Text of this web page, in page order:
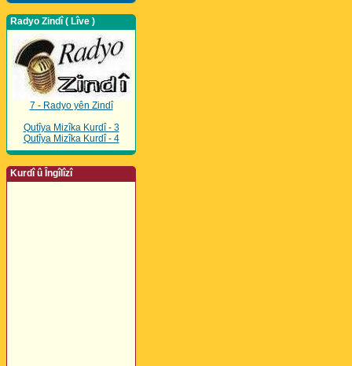
Radyo Zindî ( Lîve )
7 - Radyo yên Zindî
Qutîya Mizîka Kurdî - 3
Qutîya Mizîka Kurdî - 4
Kurdî û Îngîlîzî